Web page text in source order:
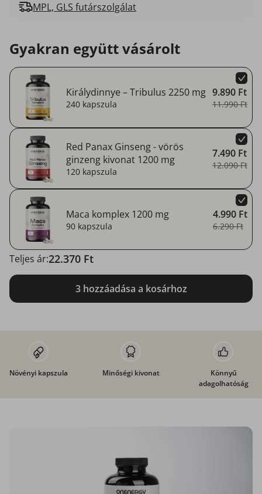
MPL, GLS futárszolgálat
Gyakran együtt vásárolt
Királydinnye – Tribulus 2250 mg
240 kapszula
9.890 Ft
11.990 Ft
Red Panax Ginseng - vörös
ginzeng kivonat 1200 mg
120 kapszula
7.490 Ft
12.090 Ft
Maca komplex 1200 mg
90 kapszula
4.990 Ft
6.290 Ft
3 hozzáadása a kosárhoz
Teljes ár:22.370 Ft
Növényi kapszula Minőségi kivonat
Könnyű
adagolhatóság